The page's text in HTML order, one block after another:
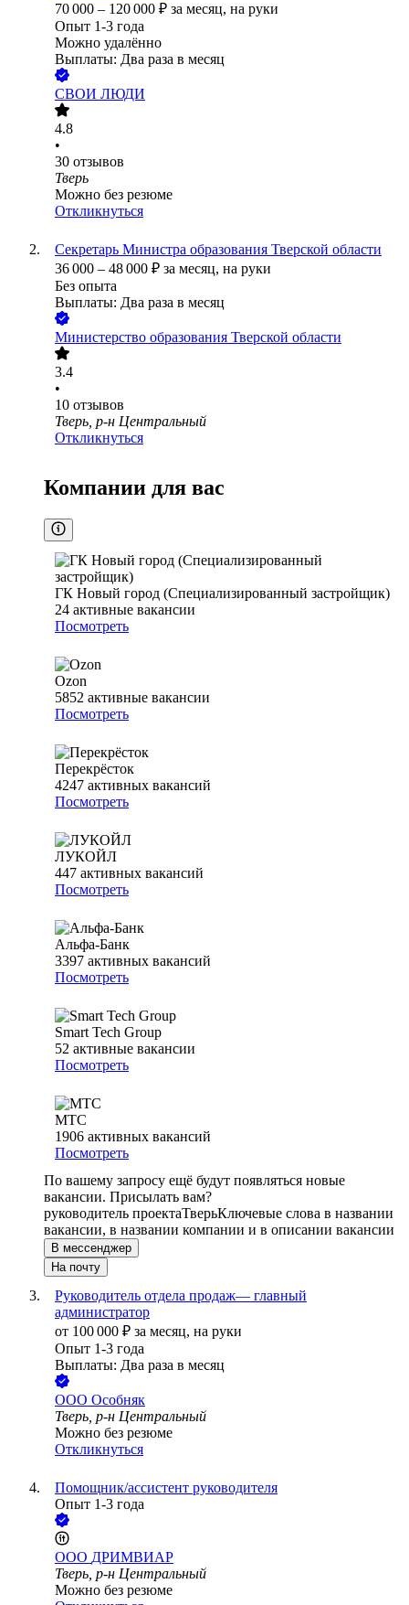
70 000 – 120 000 ₽ за месяц, на руки
Опыт 1-3 года
Можно удалённо
Выплаты: Два раза в месяц
СВОИ ЛЮДИ
4.8
•
30 отзывов
Тверь
Можно без резюме
Откликнуться
Секретарь Министра образования Тверской области
36 000 – 48 000 ₽ за месяц, на руки
Без опыта
Выплаты: Два раза в месяц
Министерство образования Тверской области
3.4
•
10 отзывов
Тверь, р-н Центральный
Откликнуться
Компании для вас
ГК Новый город (Специализированный застройщик)
24 активные вакансии
Посмотреть
Ozon
5852 активные вакансии
Посмотреть
Перекрёсток
4247 активных вакансий
Посмотреть
ЛУКОЙЛ
447 активных вакансий
Посмотреть
Альфа-Банк
3397 активных вакансий
Посмотреть
Smart Tech Group
52 активные вакансии
Посмотреть
МТС
1906 активных вакансий
Посмотреть
По вашему запросу ещё будут появляться новые
вакансии. Присылать вам?
руководитель проектаТверьКлючевые слова в названии
вакансии, в названии компании и в описании вакансии
В мессенджер
На почту
Руководитель отдела продаж— главный
администратор
от 100 000 ₽ за месяц, на руки
Опыт 1-3 года
Выплаты: Два раза в месяц
ООО Особняк
Тверь, р-н Центральный
Можно без резюме
Откликнуться
Помощник/ассистент руководителя
Опыт 1-3 года
ООО ДРИМВИАР
Тверь, р-н Центральный
Можно без резюме